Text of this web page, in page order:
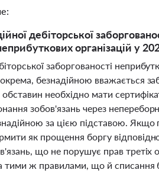
дебіторської
організацій у
заборгованості
безнадійною вважається
необхідно мати
зобов'язань через
за цією підставою. Якщо
як прощення боргу
що не порушує прав третіх
ж правилами, що й списання